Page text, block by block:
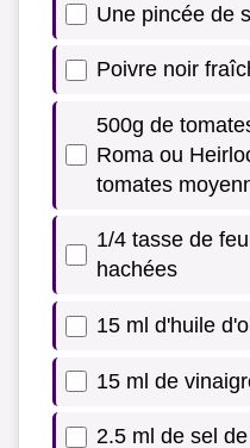
Une pincée de
Poivre noir
500g de
Roma ou
tomates
1/4 tasse de
hachées
15 ml d'huile
15 ml de
2.5 ml de sel